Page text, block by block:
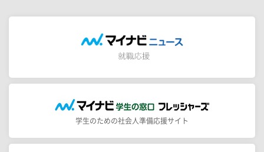
学生のための社会人準備応援サイト